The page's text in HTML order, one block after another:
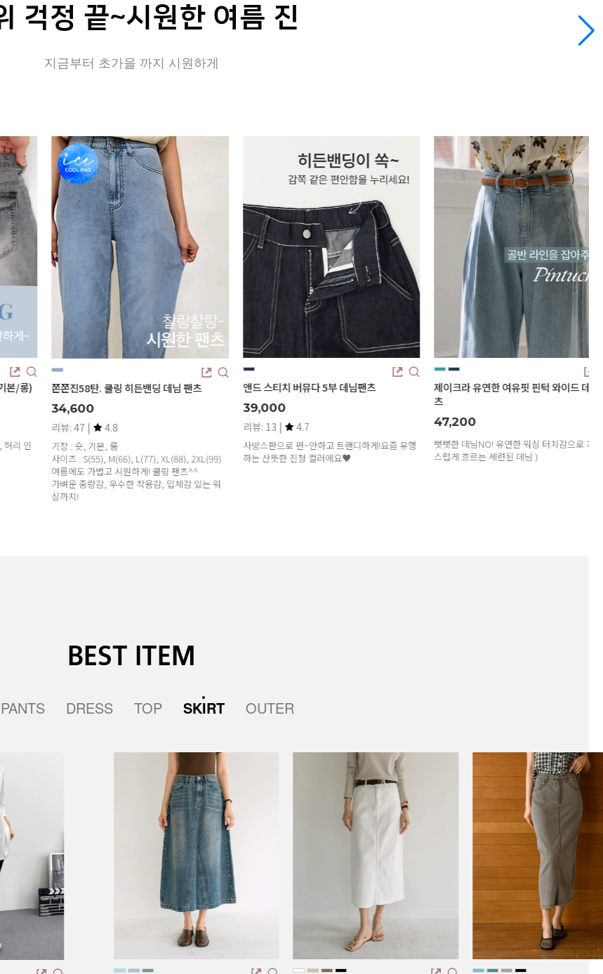
걱정 끝~시원한 여름 진
지금부터 초가을 까지 시원하게
/롱)
인
쫀쫀진58탄. 쿨링 히든밴딩 데님 팬츠
34,600
리뷰: 47 |
4.8
기장 : 숏, 기본, 롱
사이즈 : S(55), M(66), L(77), XL(88), 2XL(99)
여름에도 가볍고 시원하게! 쿨링 팬츠^^
가벼운 중량감, 우수한 착용감, 입체감 있는 워
싱까지!
앤드 스티치 버뮤다 5부 데님팬츠
39,000
리뷰: 13 |
4.7
사방스판으로 편~안하고 트랜디하게!요즘 유행
하는 산뜻한 진청 컬러에요♥
제이크라 유연한 여유핏 핀턱 와이드 데님팬
츠
47,200
뻣뻣한 데님NO! 유연한 워싱 터치감으로 자연
스럽게 흐르는 세련된 데님:)
BEST ITEM